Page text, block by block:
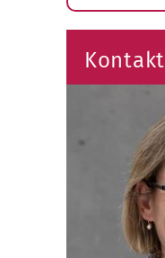
öffnen
Kontakt